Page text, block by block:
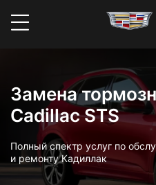
Замена
Cadillac STS
Полный спектр услуг по
и ремонту Кадиллак